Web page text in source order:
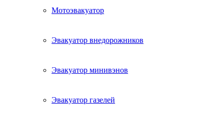
Мотоэвакуатор
Эвакуатор внедорожников
Эвакуатор минивэнов
Эвакуатор газелей